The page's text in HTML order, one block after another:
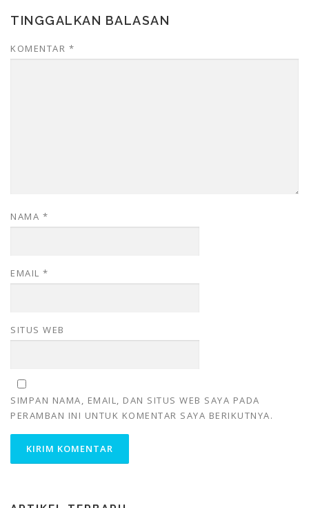
TINGGALKAN BALASAN
KOMENTAR *
NAMA *
EMAIL *
SITUS WEB
SIMPAN NAMA, EMAIL, DAN SITUS WEB SAYA PADA
PERAMBAN INI UNTUK KOMENTAR SAYA BERIKUTNYA.